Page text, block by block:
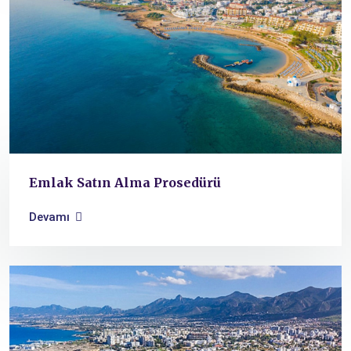
Emlak Satın Alma Prosedürü
Devamı